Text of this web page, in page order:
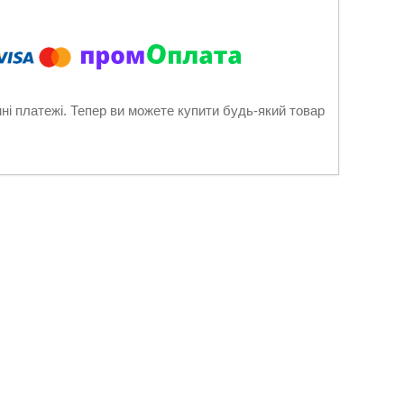
платежі. Тепер ви можете купити будь-який товар